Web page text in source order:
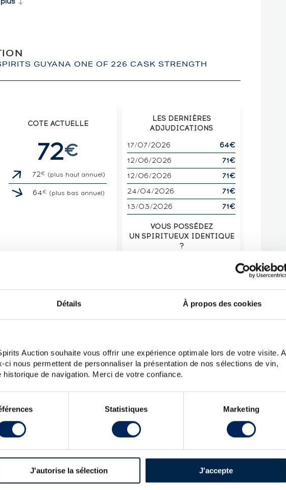
Détails À propos des cookies
Auction souhaite vous offrir une expérience optimale lors de votre visite. A
nous permettent de personnaliser la présentation de nos sélections de vin,
de navigation. Merci de votre confiance.
Statistiques Marketing
J'autorise la sélection J'accepte
GUYANA ONE OF 226 CASK STRENGTH
COTE ACTUELLE
72€
72€ (plus haut annuel)
64€ (plus bas annuel)
LES DERNIÈRES
ADJUDICATIONS
17/07/2026
64€
12/06/2026
71€
12/06/2026
71€
24/04/2026
71€
13/03/2026
71€
VOUS POSSÉDEZ
UN SPIRITUEUX IDENTIQUE
?
GUYANA ONE OF 226 CASK STRENGTH
2014. Kill Devil et Golden
de Stewart Laing: Scott et
rejoint leur père après son
Laing, dont dépendent
à 226 bouteilles.
CARACTÉRISTIQUES
DÉTAILLÉES
Spirits
Age :8 ans
Appellation :
Rum
Britannique , Demerara-
Mahaica